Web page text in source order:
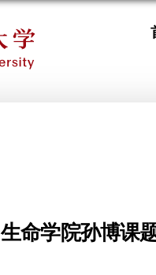
生命学院孙博课